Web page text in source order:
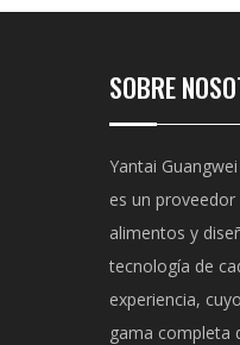
SOBRE
Yantai
es un
alimentos y
tecnología de
experiencia,
gama completa